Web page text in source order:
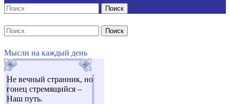
Поиск
Поиск
Мысли на каждый день
Не вечный странник, но
гонец стремящийся –
Наш путь.